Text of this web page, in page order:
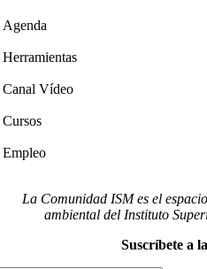
Agenda
Herramientas
Canal Vídeo
Cursos
Empleo
La Comunidad ISM es el
ambiental del Instituto
Suscríbete a